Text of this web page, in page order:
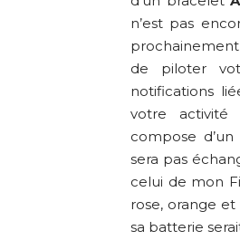
n’est pas
de piloter
notifications
votre activité
compose
sera pas
celui de mon
rose, orange
sa batterie